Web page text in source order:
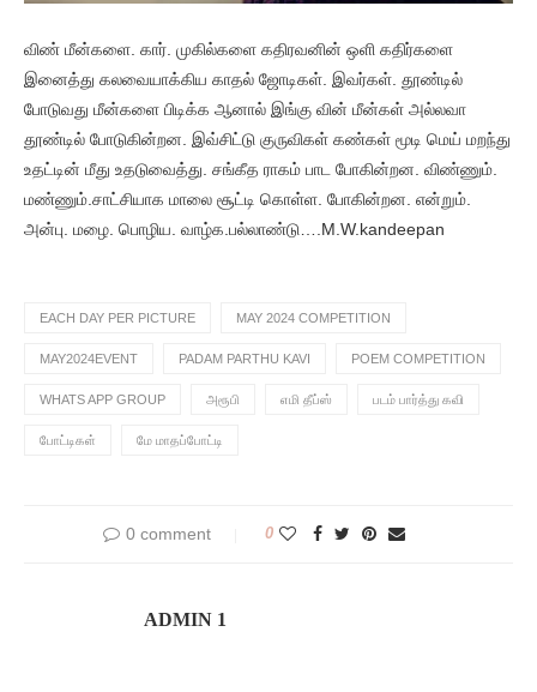
விண் மீன்களை. கார். முகில்களை கதிரவனின் ஒளி கதிர்களை
இனைத்து கலவையாக்கிய காதல் ஜோடிகள். இவர்கள். தூண்டில்
போடுவது மீன்களை பிடிக்க ஆனால் இங்கு வின் மீன்கள் அல்லவா
தூண்டில் போடுகின்றன. இவ்சிட்டு குருவிகள் கண்கள் மூடி மெய் மறந்து
உதட்டின் மீது உதடுவைத்து. சங்கீத ராகம் பாட போகின்றன. விண்ணும்.
மண்ணும்.சாட்சியாக மாலை சூட்டி கொள்ள. போகின்றன. என்றும்.
அன்பு. மழை. பொழிய. வாழ்க.பல்லாண்டு….M.W.kandeepan
EACH DAY PER PICTURE MAY 2024 COMPETITION
MAY2024EVENT PADAM PARTHU KAVI POEM COMPETITION
WHATS APP GROUP அரூபி எமி தீப்ஸ் படம் பார்த்து கவி
போட்டிகள் மே மாதப்போட்டி
0 comment 0
ADMIN 1